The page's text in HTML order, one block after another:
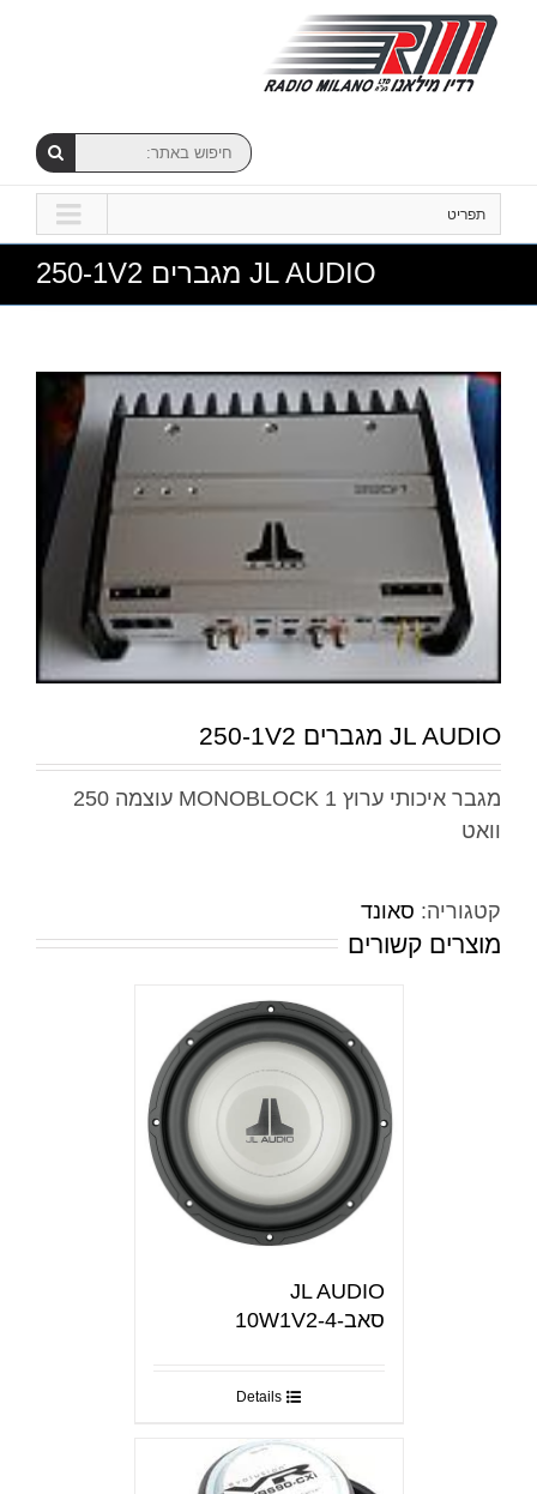
תפריט
JL AUDIO מגברים 250-1V2
JL AUDIO מגברים 250-1V2
מגבר איכותי ערוץ 1 MONOBLOCK עוצמה 250
וואט
קטגוריה: סאונד
מוצרים קשורים
JL AUDIO
סאב-10W1V2-4
Details